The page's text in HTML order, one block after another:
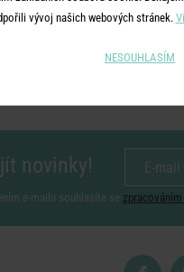
novinky!
e-mailu souhlasíte se
vývoj našich webových stránek.
NESOUHLASÍM